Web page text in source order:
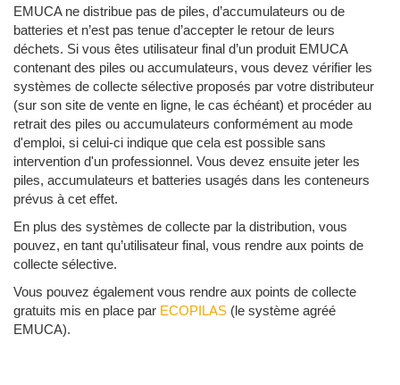
EMUCA ne distribue pas de piles, d’accumulateurs ou de
batteries et n’est pas tenue d’accepter le retour de leurs
déchets. Si vous êtes utilisateur final d’un produit EMUCA
contenant des piles ou accumulateurs, vous devez vérifier les
systèmes de collecte sélective proposés par votre distributeur
(sur son site de vente en ligne, le cas échéant) et procéder au
retrait des piles ou accumulateurs conformément au mode
d'emploi, si celui-ci indique que cela est possible sans
intervention d'un professionnel. Vous devez ensuite jeter les
piles, accumulateurs et batteries usagés dans les conteneurs
prévus à cet effet.
En plus des systèmes de collecte par la distribution, vous
pouvez, en tant qu’utilisateur final, vous rendre aux points de
collecte sélective.
Vous pouvez également vous rendre aux points de collecte
gratuits mis en place par ECOPILAS (le système agréé
EMUCA).